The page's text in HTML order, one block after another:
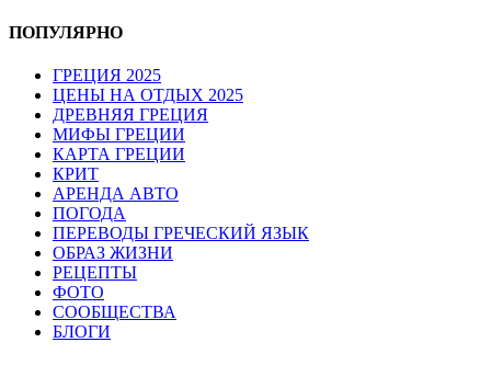
ПОПУЛЯРНО
ГРЕЦИЯ 2025
ЦЕНЫ НА ОТДЫХ 2025
ДРЕВНЯЯ ГРЕЦИЯ
МИФЫ ГРЕЦИИ
КАРТА ГРЕЦИИ
КРИТ
АРЕНДА АВТО
ПОГОДА
ПЕРЕВОДЫ ГРЕЧЕСКИЙ ЯЗЫК
ОБРАЗ ЖИЗНИ
РЕЦЕПТЫ
ФОТО
СООБЩЕСТВА
БЛОГИ